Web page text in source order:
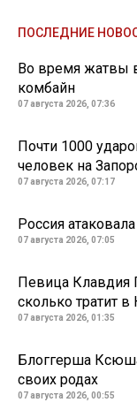
ПОСЛЕДНИЕ
Во время жатвы
комбайн
07 августа 2026, 07:36
Почти 1000
человек на
07 августа 2026, 07:17
Россия
07 августа 2026, 07:05
Певица Клавдия
сколько тратит в
07 августа 2026, 01:35
Блоггерша
своих родах
07 августа 2026, 00:55